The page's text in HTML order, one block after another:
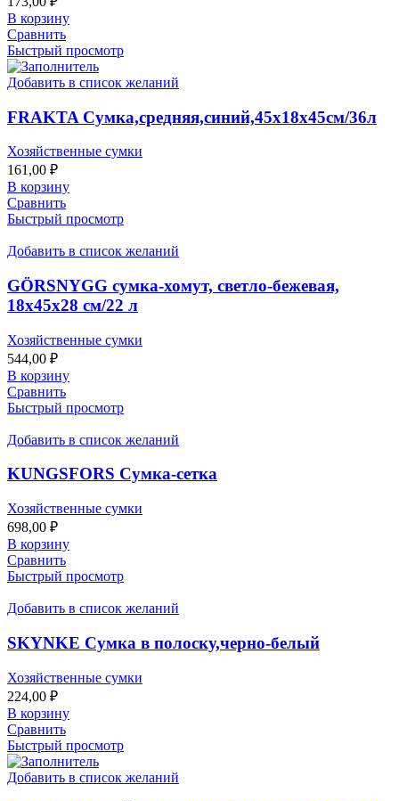
В корзину
Сравнить
Быстрый просмотр
Добавить в список желаний
FRAKTA Сумка,средняя,синий,45x18x45см/36л
Хозяйственные сумки
161,00 ₽
В корзину
Сравнить
Быстрый просмотр
Добавить в список желаний
GÖRSNYGG сумка-хомут, светло-бежевая,
18x45x28 см/22 л
Хозяйственные сумки
544,00 ₽
В корзину
Сравнить
Быстрый просмотр
Добавить в список желаний
KUNGSFORS Сумка-сетка
Хозяйственные сумки
698,00 ₽
В корзину
Сравнить
Быстрый просмотр
Добавить в список желаний
SKYNKE Сумка в полоску,черно-белый
Хозяйственные сумки
224,00 ₽
В корзину
Сравнить
Быстрый просмотр
Добавить в список желаний